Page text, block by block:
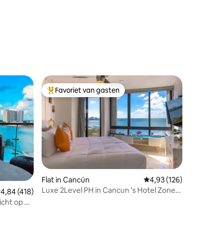
beoordeling van 4,84 op 5, 418 recensies
4,84 (418)
op de
Topfavoriet van gasten
Favoriet van gasten
Flat in Cancún Gemiddelde
4,93 (126)
Luxe 2Level PH in Cancun 's Hotel Zone,